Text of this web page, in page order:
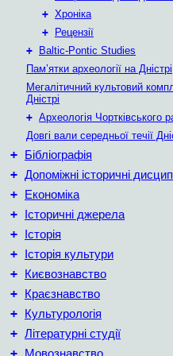
+ Хроніка
+
Рецензії
+
Baltic-Pontic Studies
Пам’ятки археології на Дністрі
Мегалітичний культовий
Дністрі
+ Археологія Чортківського
Довгі вали середньої течії
+ Бібліографія
+ Допоміжні історичні
+ Економіка
+ Історичні джерела
+ Історія
+ Історія культури
+ Києвознавство
+ Краєзнавство
+ Культурологія
+ Літературні студії
+